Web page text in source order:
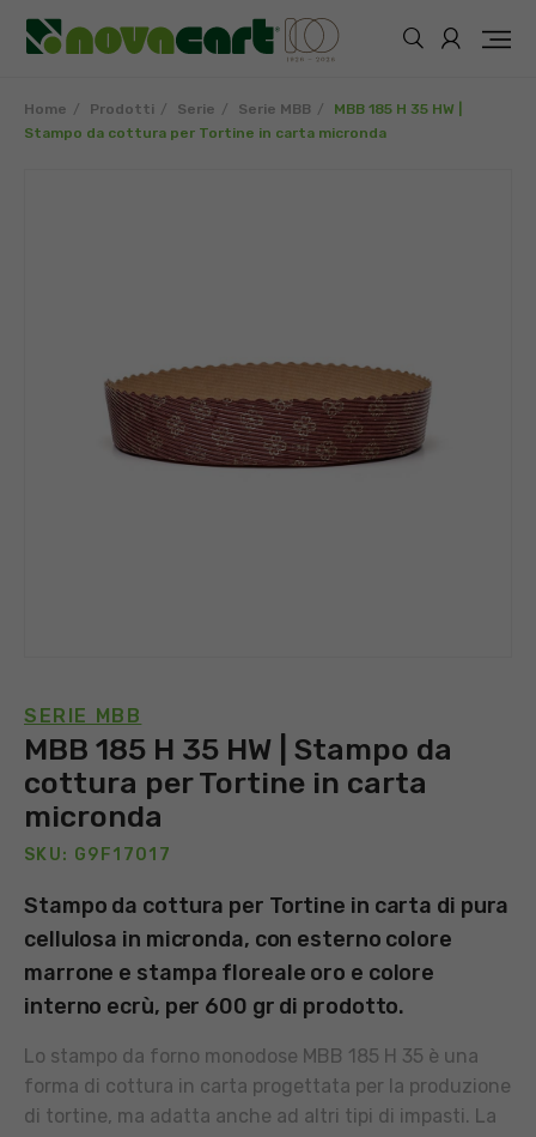
Home Prodotti Serie Serie MBB
MBB 185 H 35 HW |
Stampo da cottura per Tortine in carta micronda
SERIE MBB
MBB 185 H 35 HW | Stampo da
cottura per Tortine in carta
micronda
SKU: G9F17017
Stampo da cottura per Tortine in carta di pura
cellulosa in micronda, con esterno colore
marrone e stampa floreale oro e colore
interno ecrù, per 600 gr di prodotto.
Lo stampo da forno monodose MBB 185 H 35 è una
forma di cottura in carta progettata per la produzione
di tortine, ma adatta anche ad altri tipi di impasti. La